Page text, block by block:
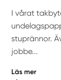
I vårat
stuprännor.
jobbe...
Läs mer